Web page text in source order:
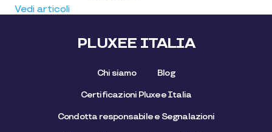
Vedi articoli
PLUXEE ITALIA
Chi siamo Blog
Certificazioni Pluxee Italia
Condotta responsabile e Segnalazioni